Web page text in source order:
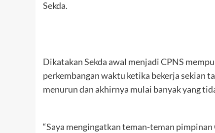
Sekda.
Dikatakan Sekda awal menjadi CPNS
perkembangan waktu ketika bekerja sekian
menurun dan akhirnya mulai banyak yang
“Saya mengingatkan teman-teman